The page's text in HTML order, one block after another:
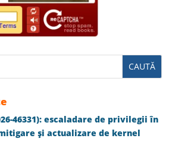
46331): escaladare de privilegii în
și actualizare de kernel